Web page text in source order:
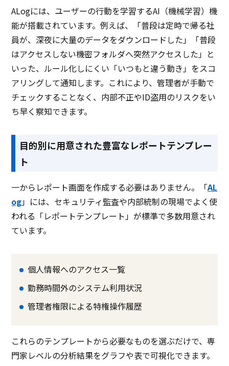
ALogには、ユーザーの行動を学習するAI（機械学習）機
能が搭載されています。例えば、「普段は定時で帰る社
員が、深夜に大量のデータをダウンロードした」「普段
はアクセスしない機密フォルダへ突然アクセスした」と
いった、ルール化しにくい「いつもと違う動き」をスコ
アリングして通知します。これにより、管理者が手動で
チェックすることなく、内部不正やID盗用のリスクをい
ち早く察知できます。
目的別に用意された豊富なレポートテンプレー
ト
一からレポート画面を作成する必要はありません。「AL
og」には、セキュリティ監査や内部統制の現場でよく使
われる「レポートテンプレート」が標準で多数用意され
ています。
個人情報へのアクセス一覧
勤務時間外のシステム利用状況
管理者権限による特権操作履歴
これらのテンプレートから必要なものを選ぶだけで、専
門家レベルの分析結果をグラフや表で可視化できます。